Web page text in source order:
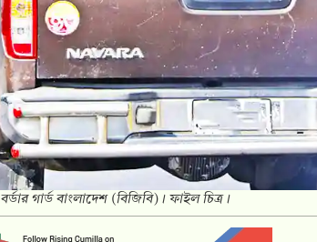
বর্ডার গার্ড বাংলাদেশ (বিজিবি)। ফাইল চিত্র।